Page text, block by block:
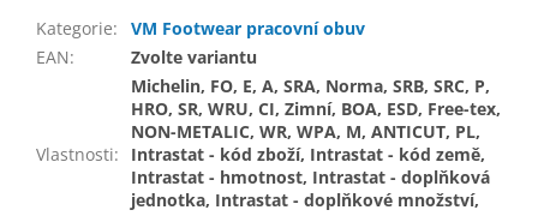
Kategorie:
VM Footwear pracovní obuv
EAN: Zvolte variantu
Vlastnosti:
Michelin, FO, E, A, SRA, Norma, SRB, SRC, P,
HRO, SR, WRU, CI, Zimní, BOA, ESD, Free-tex,
NON-METALIC, WR, WPA, M, ANTICUT, PL,
Intrastat - kód zboží, Intrastat - kód země,
Intrastat - hmotnost, Intrastat - doplňková
jednotka, Intrastat - doplňkové množství,